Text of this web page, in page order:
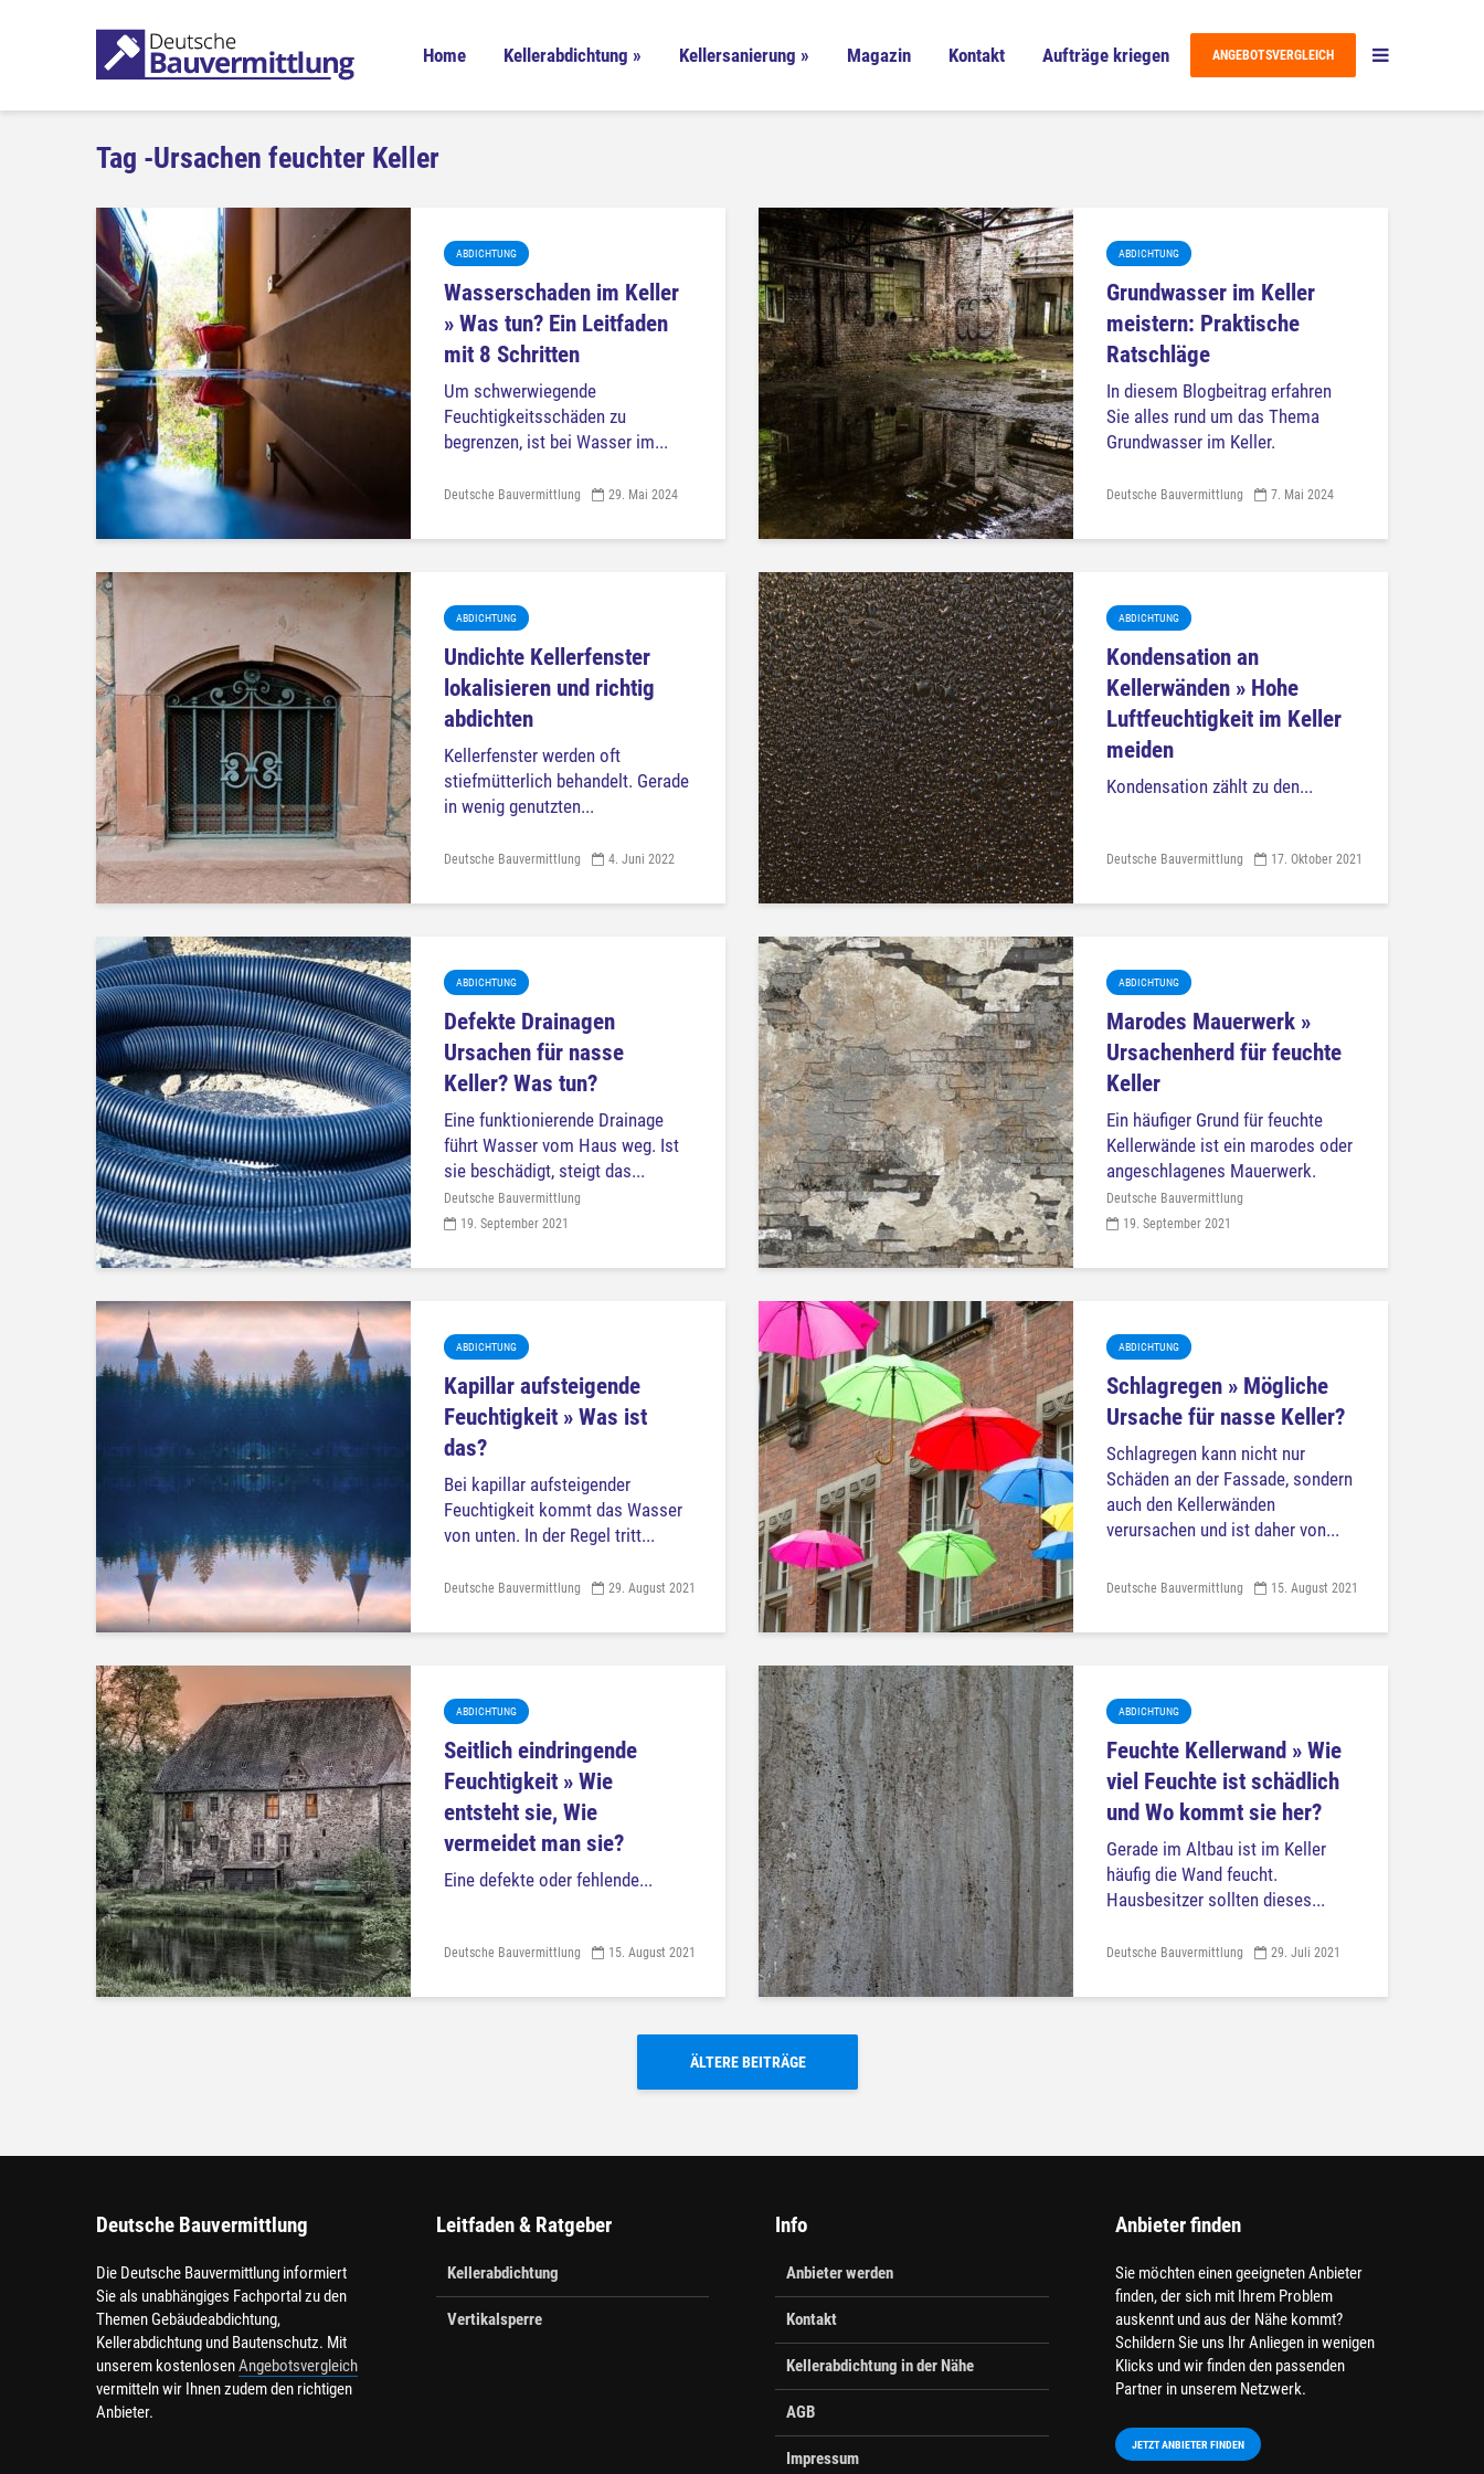
Home Kellerabdichtung » Kellersanierung » Magazin Kontakt Aufträge kriegen ANGEBOTSVERGLEICH
Tag -Ursachen feuchter Keller
ABDICHTUNG
Wasserschaden im Keller
» Was tun? Ein Leitfaden
mit 8 Schritten
Um schwerwiegende
Feuchtigkeitsschäden zu
begrenzen, ist bei Wasser im...
Deutsche Bauvermittlung 29. Mai 2024
ABDICHTUNG
Grundwasser im Keller
meistern: Praktische
Ratschläge
In diesem Blogbeitrag erfahren
Sie alles rund um das Thema
Grundwasser im Keller.
Deutsche Bauvermittlung 7. Mai 2024
ABDICHTUNG
Undichte Kellerfenster
lokalisieren und richtig
abdichten
Kellerfenster werden oft
stiefmütterlich behandelt. Gerade
in wenig genutzten...
Deutsche Bauvermittlung 4. Juni 2022
ABDICHTUNG
Kondensation an
Kellerwänden » Hohe
Luftfeuchtigkeit im Keller
meiden
Kondensation zählt zu den...
Deutsche Bauvermittlung 17. Oktober 2021
ABDICHTUNG
Defekte Drainagen
Ursachen für nasse
Keller? Was tun?
Eine funktionierende Drainage
führt Wasser vom Haus weg. Ist
sie beschädigt, steigt das...
Deutsche Bauvermittlung
19. September 2021
ABDICHTUNG
Marodes Mauerwerk »
Ursachenherd für feuchte
Keller
Ein häufiger Grund für feuchte
Kellerwände ist ein marodes oder
angeschlagenes Mauerwerk.
Deutsche Bauvermittlung
19. September 2021
ABDICHTUNG
Kapillar aufsteigende
Feuchtigkeit » Was ist
das?
Bei kapillar aufsteigender
Feuchtigkeit kommt das Wasser
von unten. In der Regel tritt...
Deutsche Bauvermittlung 29. August 2021
ABDICHTUNG
Schlagregen » Mögliche
Ursache für nasse Keller?
Schlagregen kann nicht nur
Schäden an der Fassade, sondern
auch den Kellerwänden
verursachen und ist daher von...
Deutsche Bauvermittlung 15. August 2021
ABDICHTUNG
Seitlich eindringende
Feuchtigkeit » Wie
entsteht sie, Wie
vermeidet man sie?
Eine defekte oder fehlende...
Deutsche Bauvermittlung 15. August 2021
ABDICHTUNG
Feuchte Kellerwand » Wie
viel Feuchte ist schädlich
und Wo kommt sie her?
Gerade im Altbau ist im Keller
häufig die Wand feucht.
Hausbesitzer sollten dieses...
Deutsche Bauvermittlung 29. Juli 2021
ÄLTERE BEITRÄGE
Deutsche Bauvermittlung
Die Deutsche Bauvermittlung informiert
Sie als unabhängiges Fachportal zu den
Themen Gebäudeabdichtung,
Kellerabdichtung und Bautenschutz. Mit
unserem kostenlosenAngebotsvergleich
vermitteln wir Ihnen zudem den richtigen
Anbieter.
Leitfaden & Ratgeber
Kellerabdichtung
Vertikalsperre
Info
Anbieter werden
Kontakt
Kellerabdichtung in der Nähe
AGB
Impressum
Anbieter finden
Sie möchten einen geeigneten Anbieter
finden, der sich mit Ihrem Problem
auskennt und aus der Nähe kommt?
Schildern Sie uns Ihr Anliegen in wenigen
Klicks und wir finden den passenden
Partner in unserem Netzwerk.
JETZT ANBIETER FINDEN